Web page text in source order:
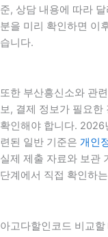
준, 상담 내용에 따라
분을 미리 확인하면 이
습니다.
또한 부산흥신소와 관
보, 결제 정보가 필요한
확인해야 합니다.
련된 일반 기준은 개인
실제 제출 자료와 보관
단계에서 직접 확인하
아고다할인코드 비교